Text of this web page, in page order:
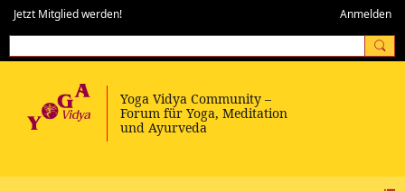
Jetzt Mitglied werden! Anmelden